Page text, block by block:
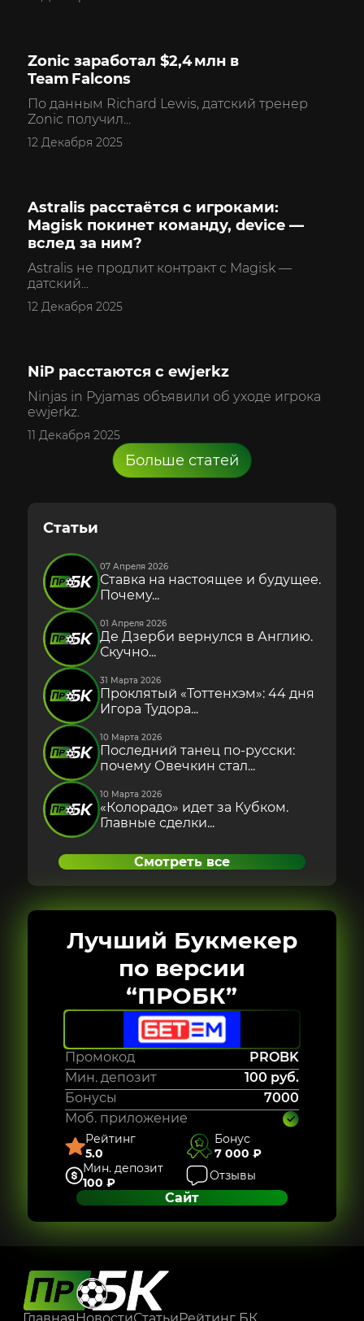
CS2
Zonic заработал $2,4 млн в
Team Falcons
По данным Richard Lewis, датский тренер
Zonic получил...
12 Декабря 2025
CS2
Astralis расстаётся с игроками:
Magisk покинет команду, device —
вслед за ним?
Astralis не продлит контракт с Magisk —
датский...
12 Декабря 2025
CS2
NiP расстаются с ewjerkz
Ninjas in Pyjamas объявили об уходе игрока
ewjerkz.
11 Декабря 2025
Больше статей
Статьи
07 Апреля 2026
Ставка на настоящее и будущее.
Почему...
01 Апреля 2026
Де Дзерби вернулся в Англию.
Скучно...
31 Марта 2026
Проклятый «Тоттенхэм»: 44 дня
Игора Тудора...
10 Марта 2026
Последний танец по-русски:
почему Овечкин стал...
10 Марта 2026
«Колорадо» идет за Кубком.
Главные сделки...
Смотреть все
Лучший Букмекер
по версии
“ПРОБК”
Промокод
PROBK
Мин. депозит
100 руб.
Бонусы
7000
Моб. приложение
Рейтинг
5.0
Бонус
7 000 ₽
Мин. депозит
100 ₽
Отзывы
Сайт